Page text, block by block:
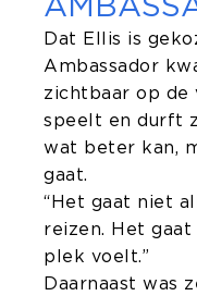
Dat Ellis is
Ambassador
zichtbaar op
speelt en durft
wat beter kan,
gaat.
“Het gaat niet
reizen. Het
plek voelt.”
Daarnaast was